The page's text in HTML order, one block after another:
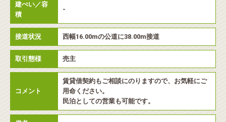
建ぺい／容
積
-
接道状況 西幅16.00mの公道に38.00m接道
取引態様 売主
コメント
賃貸借契約もご相談にのりますので、お気軽にご
用命ください。
民泊としての営業も可能です。